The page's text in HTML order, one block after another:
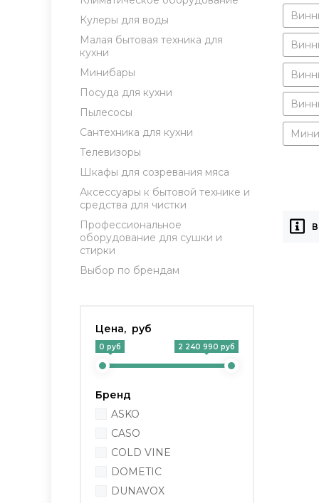
Кулеры для воды
Малая бытовая техника для
кухни
Минибары
Посуда для кухни
Пылесосы
Сантехника для кухни
Телевизоры
Шкафы для созревания мяса
Аксессуары к бытовой технике и
средства для чистки
Профессиональное
оборудование для сушки и
стирки
Выбор по брендам
Цена, руб
0 руб 2 240 990 руб
Бренд
ASKO
CASO
COLD VINE
DOMETIC
DUNAVOX